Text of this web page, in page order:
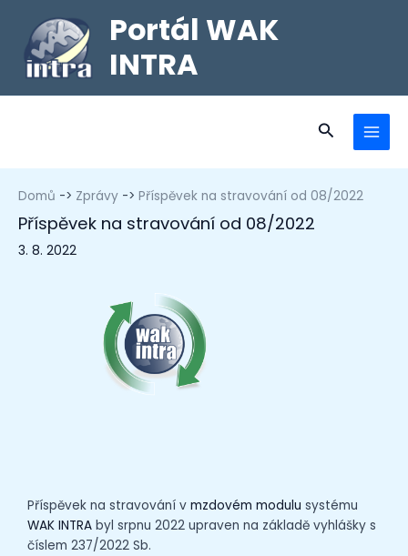
Portál WAK
INTRA
Domů Zprávy Příspěvek na stravování od 08/2022
Příspěvek na stravování od 08/2022
3. 8. 2022
Příspěvek na stravování v mzdovém modulu systému
WAK INTRA byl srpnu 2022 upraven na základě vyhlášky s
číslem 237/2022 Sb.